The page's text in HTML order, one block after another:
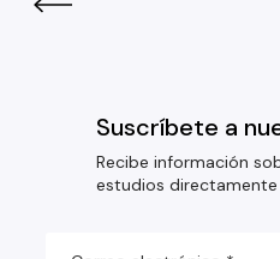
Suscríbete a
Recibe información
estudios